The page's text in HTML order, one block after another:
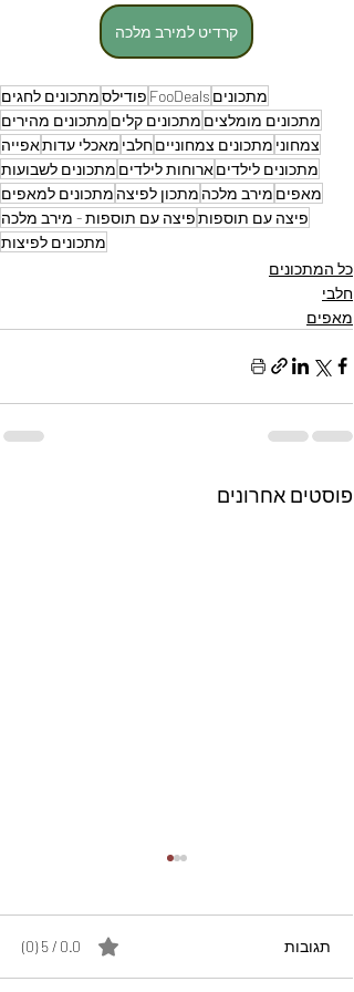
קרדיט למירב מלכה
מתכונים FooDeals פודילסמתכונים לחגים
מתכונים מומלצים מתכונים קלים מתכונים מהירים
צמחוני מתכונים צמחונייםחלבי מאכלי עדותאפייה
מתכונים לילדיםארוחות לילדים מתכונים לשבועות
מאפים מירב מלכה מתכון לפיצה מתכונים למאפים
פיצה עם תוספותפיצה עם תוספות - מירב מלכה
מתכונים לפיצות
כל המתכונים
חלבי
מאפים
פוסטים אחרונים
תגובות 0.0 / 5 ‏(0)